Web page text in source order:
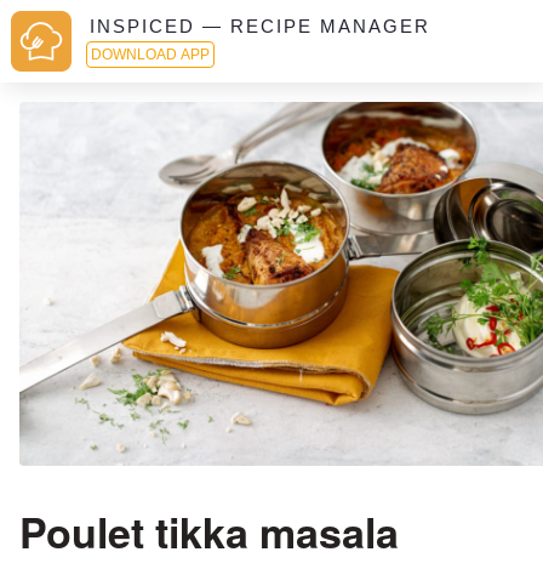
INSPICED — RECIPE MANAGER
DOWNLOAD APP
Poulet tikka masala